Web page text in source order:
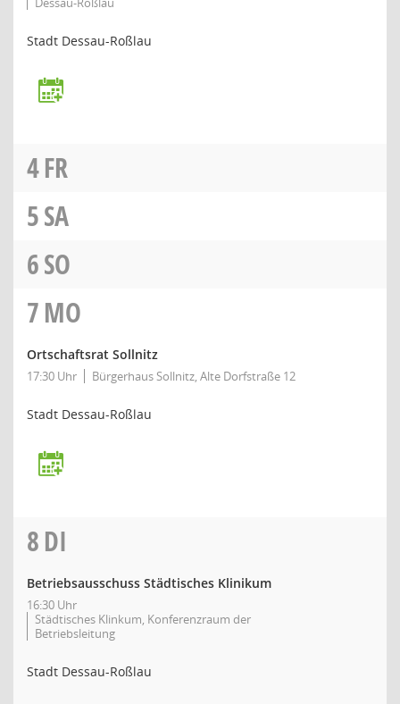
Stadt Dessau-Roßlau
4FR
5SA
6SO
7MO
Ortschaftsrat Sollnitz
17:30 Uhr Bürgerhaus Sollnitz, Alte Dorfstraße 12
Stadt Dessau-Roßlau
8DI
Betriebsausschuss Städtisches Klinikum
16:30 Uhr
Städtisches Klinkum, Konferenzraum der
Betriebsleitung
Stadt Dessau-Roßlau